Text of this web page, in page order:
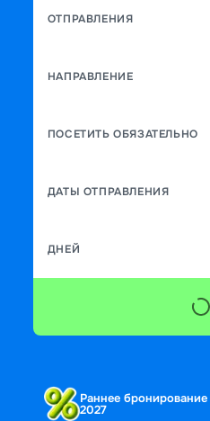
ОТПРАВЛЕНИЯ
НАПРАВЛЕНИЕ
ПОСЕТИТЬ ОБЯЗАТЕЛЬНО
ДАТЫ ОТПРАВЛЕНИЯ
ДНЕЙ
Раннее бронирование
2027